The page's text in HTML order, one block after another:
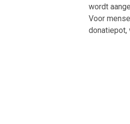
wordt
Voor
donatiepot,